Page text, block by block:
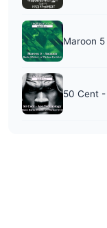
Maroon
50 Cent -